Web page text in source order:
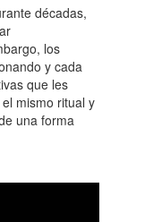
décadas,
los
y cada
que les
mismo ritual y
una forma